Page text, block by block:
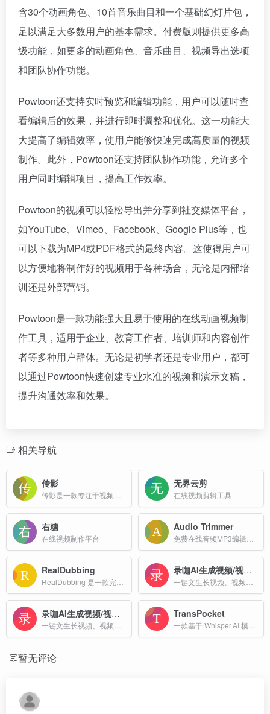
含30个动画角色、10首音乐曲目和一个基础幻灯片包，
足以满足大多数用户的基本需求。付费版则提供更多高
级功能，如更多的动画角色、音乐曲目、视频导出选项
和团队协作功能。
Powtoon还支持实时预览和编辑功能，用户可以随时查
看编辑后的效果，并进行即时调整和优化。这一功能大
大提高了编辑效率，使用户能够快速完成高质量的视频
制作。此外，Powtoon还支持团队协作功能，允许多个
用户同时编辑项目，提高工作效率。
Powtoon的视频可以轻松导出并分享到社交媒体平台，
如YouTube、Vimeo、Facebook、Google Plus等，也
可以下载为MP4或PDF格式的最终内容。这使得用户可
以方便地将制作好的视频用于各种场合，无论是内部培
训还是外部营销。
Powtoon是一款功能强大且易于使用的在线动画视频制
作工具，适用于企业、教育工作者、培训师和内容创作
者等多种用户群体。无论是初学者还是专业用户，都可
以通过Powtoon快速创建专业水准的视频和演示文稿，
提升沟通效率和效果。
相关导航
传影 无界云剪
在线视频剪辑工具
右糖
在线视频制作平台
Audio Trimmer
RealDubbing 录咖AI生成视频/视频翻译
录咖AI生成视频/视频翻译 TransPocket
暂无评论